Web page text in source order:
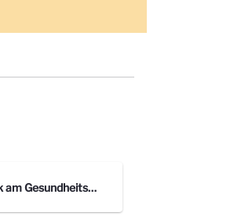
Park am Gesundheitsamt